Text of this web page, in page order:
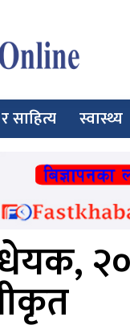
साहित्य स्वास्थ्य